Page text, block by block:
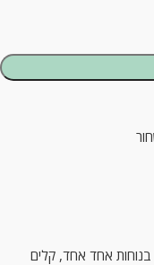
אחד אחד, קלים